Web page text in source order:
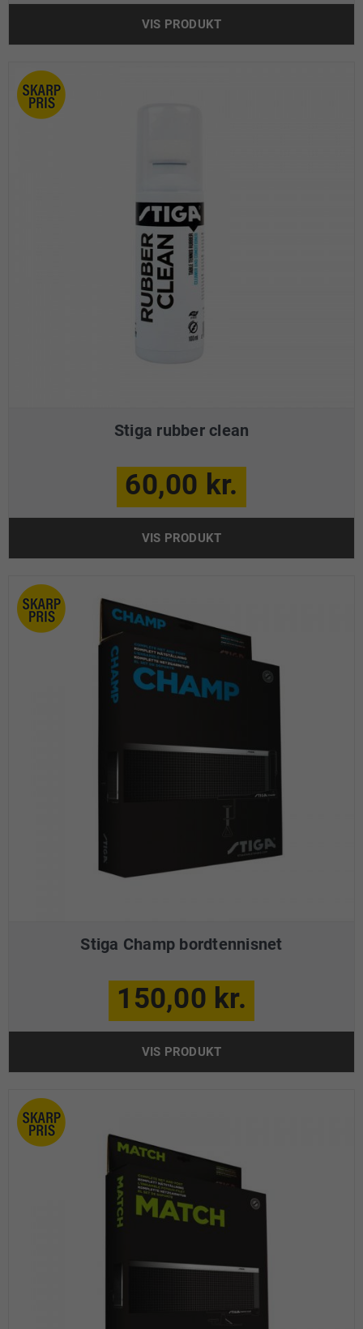
VIS PRODUKT
Stiga rubber clean
60,00 kr.
VIS PRODUKT
Stiga Champ bordtennisnet
150,00 kr.
VIS PRODUKT